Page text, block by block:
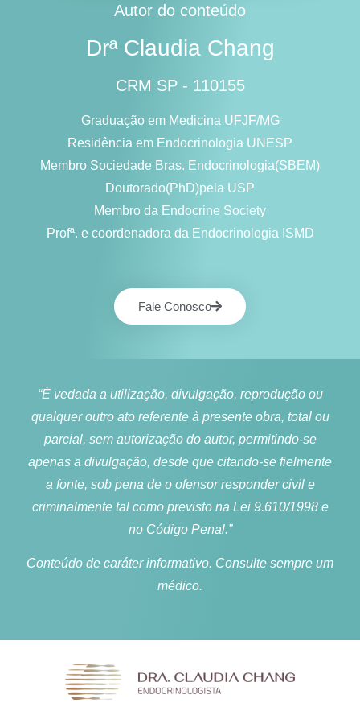
Autor do conteúdo
Drª Claudia Chang
CRM SP - 110155
Graduação em Medicina UFJF/MG
Residência em Endocrinologia UNESP
Membro Sociedade Bras. Endocrinologia(SBEM)
Doutorado(PhD)pela USP
Membro da Endocrine Society
Profª. e coordenadora da Endocrinologia ISMD
Fale Conosco
“É vedada a utilização, divulgação, reprodução ou
qualquer outro ato referente à presente obra, total ou
parcial, sem autorização do autor, permitindo-se
apenas a divulgação, desde que citando-se fielmente
a fonte, sob pena de o ofensor responder civil e
criminalmente tal como previsto na Lei 9.610/1998 e
no Código Penal.”
Conteúdo de caráter informativo. Consulte sempre um
médico.